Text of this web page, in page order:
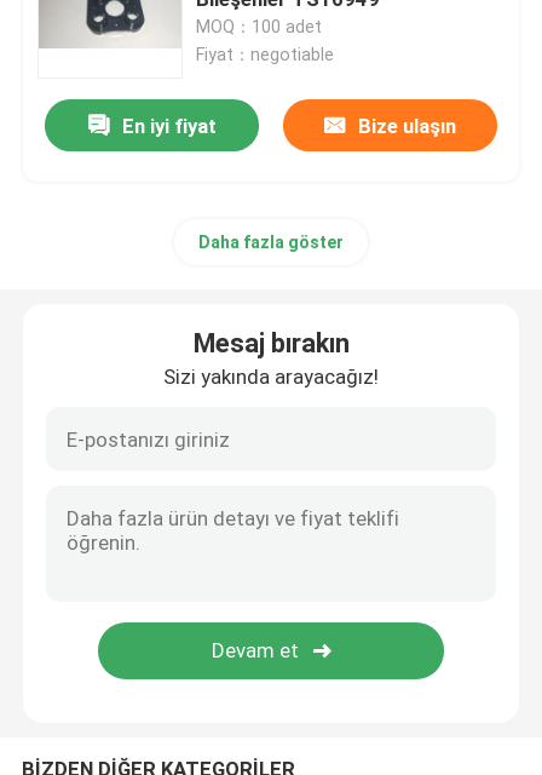
Hassas Donanım Parçaları
Pres Döküm Parçalar
Silikon Enjeksiyon Kalıbı
Telekomünikasyon Parçaları
Plastik Enjeksiyon Kalıplama Tıbbi Parçalar
Elektronik Yedek Parça
Araba Parçaları Kalıplama
MOQ：100 adet
Fiyat：negotiable
En iyi fiyat Bize ulaşın
Daha fazla göster
Mesaj bırakın
Sizi yakında arayacağız!
BİZDEN DİĞER KATEGORİLER